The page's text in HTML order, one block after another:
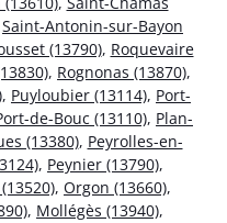
Saint-Antonin-sur-Bayon
(13790), Roquevaire
, Rognonas (13870),
, Puyloubier (13114), Port-
de-Bouc (13110), Plan-
(13380), Peyrolles-en-
, Peynier (13790),
, Orgon (13660),
, Mollégès (13940),